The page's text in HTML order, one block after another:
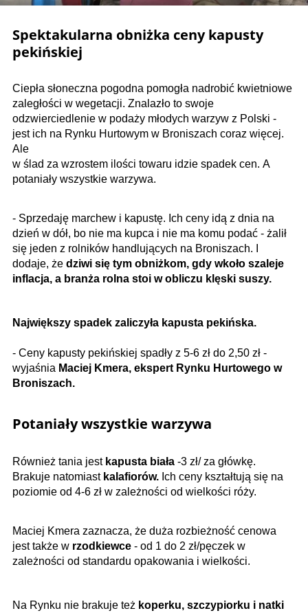
Spektakularna obniżka ceny kapusty
pekińskiej
Ciepła słoneczna pogodna pomogła nadrobić kwietniowe
zaległości w wegetacji. Znalazło to swoje
odzwierciedlenie w podaży młodych warzyw z Polski -
jest ich na Rynku Hurtowym w Broniszach coraz więcej.
Ale
w ślad za wzrostem ilości towaru idzie spadek cen. A
potaniały wszystkie warzywa.
- Sprzedaję marchew i kapustę. Ich ceny idą z dnia na
dzień w dół, bo nie ma kupca i nie ma komu podać - żalił
się jeden z rolników handlujących na Broniszach. I
dodaje, że dziwi się tym obniżkom, gdy wkoło szaleje
inflacja, a branża rolna stoi w obliczu klęski suszy.
Największy spadek zaliczyła kapusta pekińska.
- Ceny kapusty pekińskiej spadły z 5-6 zł do 2,50 zł -
wyjaśnia Maciej Kmera, ekspert Rynku Hurtowego w
Broniszach.
Potaniały wszystkie warzywa
Również tania jestkapusta biała -3 zł/ za główkę.
Brakuje natomiast kalafiorów. Ich ceny kształtują się na
poziomie od 4-6 zł w zależności od wielkości róży.
Maciej Kmera zaznacza, że duża rozbieżność cenowa
jest także w rzodkiewce - od 1 do 2 zł/pęczek w
zależności od standardu opakowania i wielkości.
Na Rynku nie brakuje też koperku, szczypiorku i natki